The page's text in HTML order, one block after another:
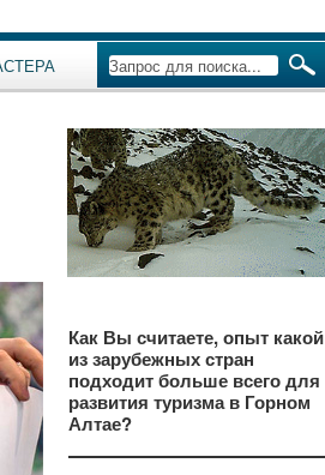
Как Вы считаете, опыт какой
из зарубежных стран
подходит больше всего для
развития туризма в Горном
Алтае?